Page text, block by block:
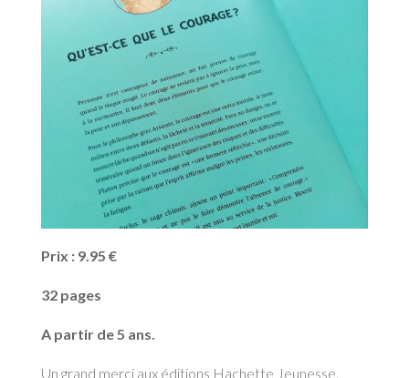
Prix : 9.95 €
32 pages
A partir de 5 ans.
Un grand merci aux éditions Hachette Jeunesse